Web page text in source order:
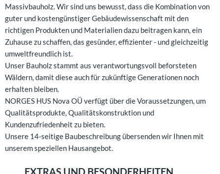
Massivbauholz. Wir sind uns bewusst, dass die Kombination von
guter und kostengünstiger Gebäudewissenschaft mit den
richtigen Produkten und Materialien dazu beitragen kann, ein
Zuhause zu schaffen, das gesünder, effizienter - und gleichzeitig
umweltfreundlich ist.
Unser Bauholz stammt aus verantwortungsvoll beforsteten
Wäldern, damit diese auch für zukünftige Generationen noch
erhalten bleiben.
NORGES HUS Nova OÜ verfügt über die Voraussetzungen, um
Qualitätsprodukte, Qualitätskonstruktion und
Kundenzufriedenheit zu bieten.
Unsere 14-seitige Baubeschreibung übersenden wir Ihnen mit
unserem speziellen Hausangebot.
EXTRAS UND BESONDERHEITEN